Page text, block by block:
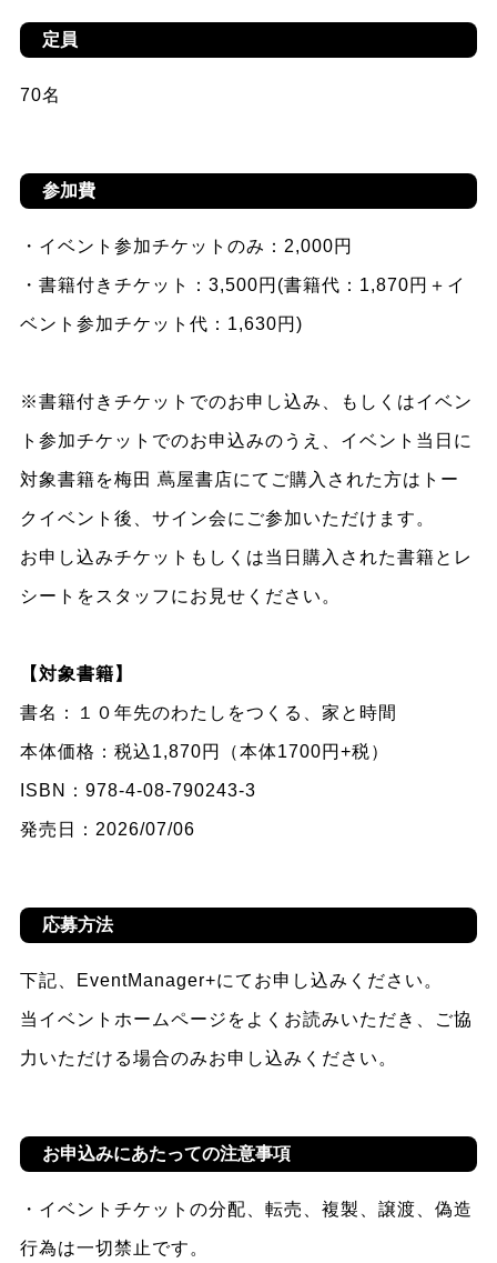
定員
70名
参加費
・イベント参加チケットのみ：2,000円
・書籍付きチケット：3,500円(書籍代：1,870円＋イ
ベント参加チケット代：1,630円)
※書籍付きチケットでのお申し込み、もしくはイベン
ト参加チケットでのお申込みのうえ、イベント当日に
対象書籍を梅田 蔦屋書店にてご購入された方はトー
クイベント後、サイン会にご参加いただけます。
お申し込みチケットもしくは当日購入された書籍とレ
シートをスタッフにお見せください。
【対象書籍】
書名：１０年先のわたしをつくる、家と時間
本体価格：税込1,870円（本体1700円+税）
ISBN：978-4-08-790243-3
発売日：2026/07/06
応募方法
下記、EventManager+にてお申し込みください。
当イベントホームページをよくお読みいただき、ご協
力いただける場合のみお申し込みください。
お申込みにあたっての注意事項
・イベントチケットの分配、転売、複製、譲渡、偽造
行為は一切禁止です。